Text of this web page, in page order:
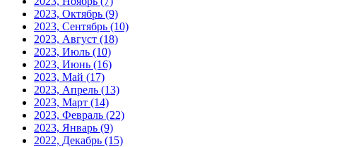
2023, Октябрь (9)
2023, Сентябрь (10)
2023, Август (18)
2023, Июль (10)
2023, Июнь (16)
2023, Май (17)
2023, Апрель (13)
2023, Март (14)
2023, Февраль (22)
2023, Январь (9)
2022, Декабрь (15)